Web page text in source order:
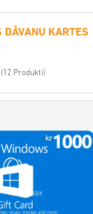
DĀVANU KARTES
(12 Produkti)